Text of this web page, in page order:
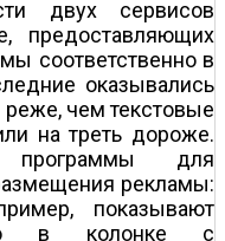
двух сервисов
предоставляющих
соответственно в
оказывались
чем текстовые
на треть дороже.
программы для
рекламы:
показывают
в колонке с